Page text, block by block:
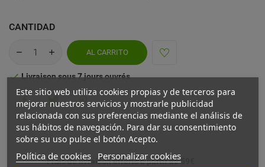
CANTIDAD
AL CARRITO
Livraison sous 7 jours ouvrés
Frais de livraison offerts à partir de 59€
Este sitio web utiliza cookies propias y de terceros para
mejorar nuestros servicios y mostrarle publicidad
relacionada con sus preferencias mediante el análisis de
sus hábitos de navegación. Para dar su consentimiento
sobre su uso pulse el botón Acepto.
Política de cookies Personalizar cookies